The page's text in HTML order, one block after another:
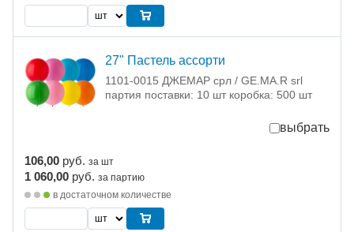
27" Пастель ассорти
1101-0015 ДЖЕМАР срл / GE.MA.R srl
партия поставки: 10 шт коробка: 500 шт
выбрать
106,00 руб. за шт
1 060,00 руб. за партию
в достаточном количестве